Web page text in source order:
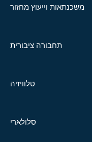
משכנתאות וייעוץ מחזור
תחבורה ציבורית
טלוויזיה
סלולארי